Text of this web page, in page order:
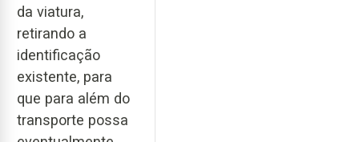
da viatura,
retirando a
identificação
existente, para
que para além do
transporte possa